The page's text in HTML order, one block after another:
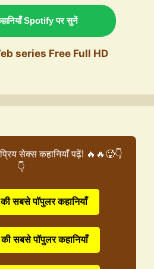
Spotify पर सुनें
series Free Full HD
सेक्स कहानियाँ पढ़ें! 🔥🔥🥵👇
👇
सबसे पॉपुलर कहानियाँ
सबसे पॉपुलर कहानियाँ